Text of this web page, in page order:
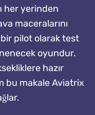
her yerinden
maceralarını
pilot olarak test
oyundur.
hazır
bu makale Aviatrix